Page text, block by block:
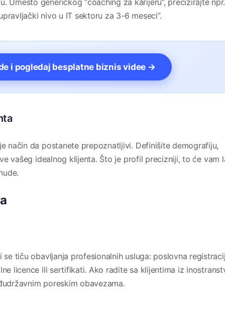
nivo u IT sektoru za 3-6 meseci”.
i pogledaj besplatne biznis videe →
način da postanete prepoznatljivi. Definišite demografiju,
vašeg idealnog klijenta. Što je profil precizniji, to će vam
tiču obavljanja profesionalnih usluga: poslovna
licence ili sertifikati. Ako radite sa klijentima iz
poreskim obavezama.